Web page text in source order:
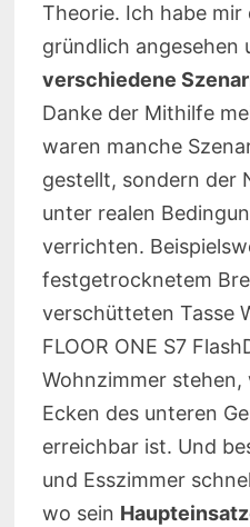
Theorie. Ich habe mir
gründlich angesehen
verschiedene
Danke der Mithilfe
waren manche
gestellt, sondern der
unter realen
verrichten.
festgetrocknetem
verschütteten Tasse
FLOOR ONE S7
Wohnzimmer stehen,
Ecken des unteren
erreichbar ist. Und
und Esszimmer
wo sein